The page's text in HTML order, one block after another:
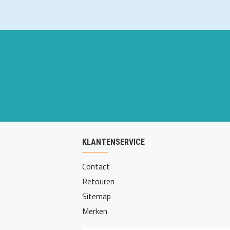
KLANTENSERVICE
Contact
Retouren
Sitemap
Merken